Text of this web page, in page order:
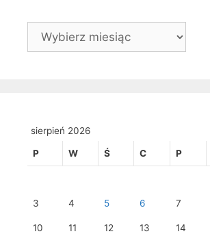
Archiwa
sierpień 2026
P W Ś C P
3 4 5 6 7
10 11 12 13 14